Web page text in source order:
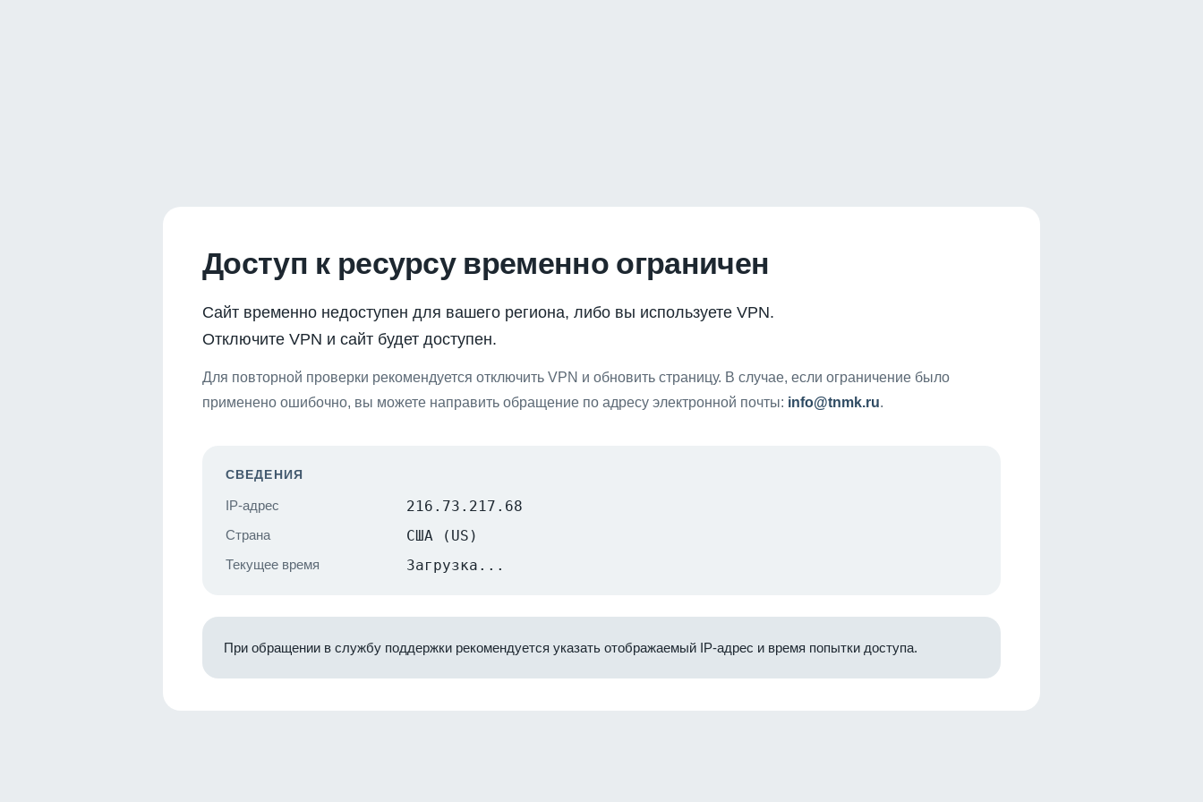
Доступ к ресурсу временно ограничен
Сайт временно недоступен для вашего региона, либо вы используете VPN.
Отключите VPN и сайт будет доступен.
Для повторной проверки рекомендуется отключить VPN и обновить страницу. В случае, если ограничение было
применено ошибочно, вы можете направить обращение по адресу электронной почты: info@tnmk.ru.
СВЕДЕНИЯ
IP-адрес 216.73.217.68
Страна США (US)
Текущее время Загрузка...
При обращении в службу поддержки рекомендуется указать отображаемый IP-адрес и время попытки доступа.